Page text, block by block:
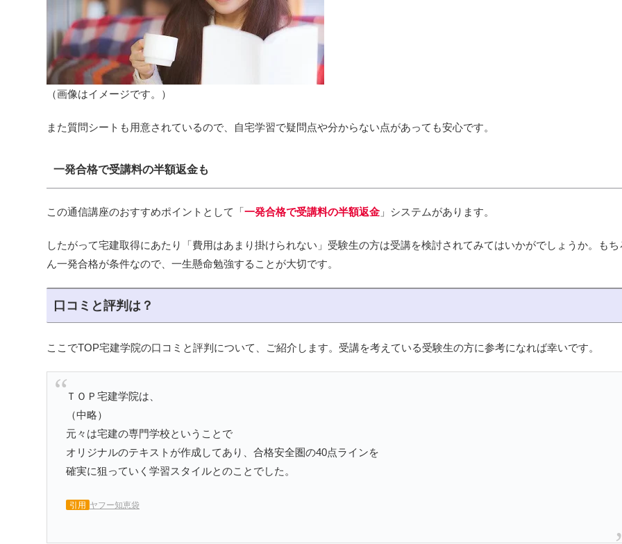
（画像はイメージです。）
また質問シートも用意されているので、自宅学習で疑問点や分からない点があっても安心です。
一発合格で受講料の半額返金も
この通信講座のおすすめポイントとして「一発合格で受講料の半額返金 」システムがあります。
したがって宅建取得にあたり「費用はあまり掛けられない」受験生の方は受講を検討されてみてはいかがでしょうか。もち
ん一発合格が条件なので、一生懸命勉強することが大切です。
口コミと評判は？
ここでTOP宅建学院の口コミと評判について、ご紹介します。受講を考えている受験生の方に参考になれば幸いです。
ＴＯＰ宅建学院は、
（中略）
元々は宅建の専門学校ということで
オリジナルのテキストが作成してあり、合格安全圏の40点ラインを
確実に狙っていく学習スタイルとのことでした。
引用 ヤフー知恵袋